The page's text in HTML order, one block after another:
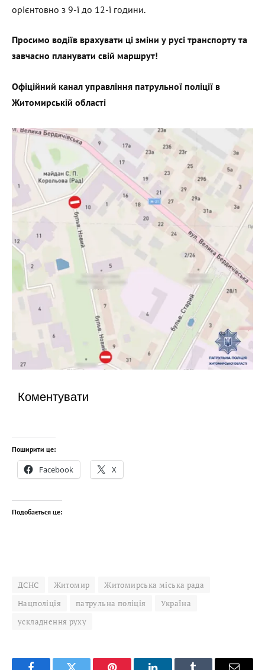
орієнтовно з 9-ї до 12-ї години.
Просимо водіїв врахувати ці зміни у русі транспорту та
завчасно планувати свій маршрут!
Офіційний канал управління патрульної поліції в
Житомирській області
Коментувати
Поширити це:
Facebook X
Подобається це:
ДСНС Житомир
Житомирська міська рада
Нацполіція
патрульна поліція
Україна
ускладнення руху